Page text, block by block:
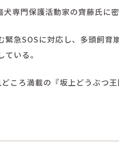
専門保護活動家の齊藤氏に密
急SOSに対応し、多頭飼育
いる。
ころ満載の『坂上どうぶつ王